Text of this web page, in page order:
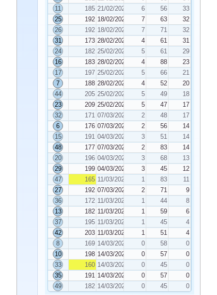
11
185 21/02/2025 6 56
33
25
192 18/02/2025 7 63
32
26
192 18/02/2025 7 71
32
31
173 28/02/2025 4 61
31
24
182 25/02/2025 5 61
29
16
183 28/02/2025 4 88
23
17
197 25/02/2025 5 66
21
7
188 28/02/2025 4 52
20
44
205 25/02/2025 5 49
18
23
209 25/02/2025 5 47
17
32
171 07/03/2025 2 48
17
6
176 07/03/2025 2 56
14
15
191 04/03/2025 3 51
14
48
177 07/03/2025 2 83
14
20
196 04/03/2025 3 68
13
29
199 04/03/2025 3 45
12
47
165 11/03/2025 1 83
11
27
192 07/03/2025 2 71
9
36
172 11/03/2025 1 44
8
13
182 11/03/2025 1 59
6
37
195 11/03/2025 1 45
4
42
203 11/03/2025 1 51
4
8
169 14/03/2025 0 58
0
10
198 14/03/2025 0 57
0
33
160 14/03/2025 0 45
0
35
191 14/03/2025 0 57
0
49
182 14/03/2025 0 45 0